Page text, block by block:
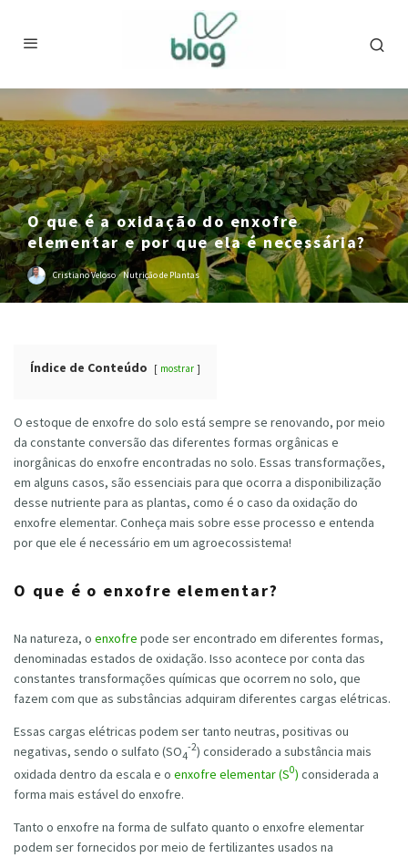
O que é a oxidação do enxofre
elementar e por que ela é necessária?
Cristiano Veloso · Nutrição de Plantas
Índice de Conteúdo mostrar
O estoque de enxofre do solo está sempre se renovando, por meio
da constante conversão das diferentes formas orgânicas e
inorgânicas do enxofre encontradas no solo. Essas transformações,
em alguns casos, são essenciais para que ocorra a disponibilização
desse nutriente para as plantas, como é o caso da oxidação do
enxofre elementar. Conheça mais sobre esse processo e entenda
por que ele é necessário em um agroecossistema!
O que é o enxofre elementar?
Na natureza, o enxofre pode ser encontrado em diferentes formas,
denominadas estados de oxidação. Isso acontece por conta das
constantes transformações químicas que ocorrem no solo, que
fazem com que as substâncias adquiram diferentes cargas elétricas.
Essas cargas elétricas podem ser tanto neutras, positivas ou
negativas, sendo o sulfato (SO4
-2) considerado a substância mais
oxidada dentro da escala e o enxofre elementar (S0) considerada a
forma mais estável do enxofre.
Tanto o enxofre na forma de sulfato quanto o enxofre elementar
podem ser fornecidos por meio de fertilizantes usados na